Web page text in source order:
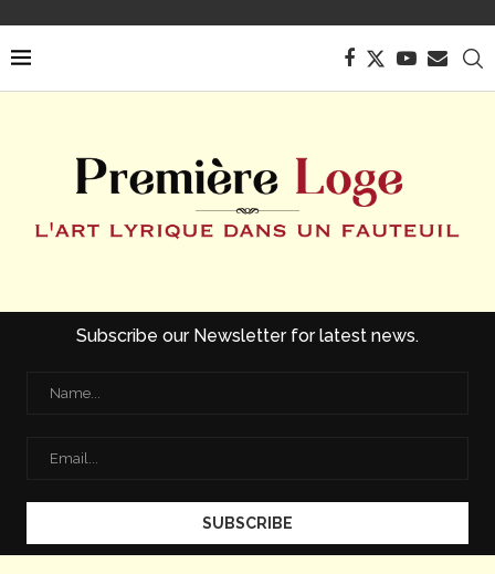
Subscribe our Newsletter for latest news.